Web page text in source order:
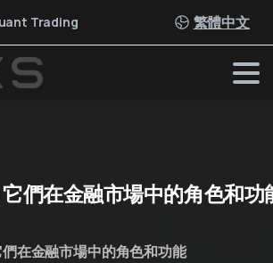
Trading 繁體中文
們在金融市場中的角色和功
在金融市場中的角色和功能